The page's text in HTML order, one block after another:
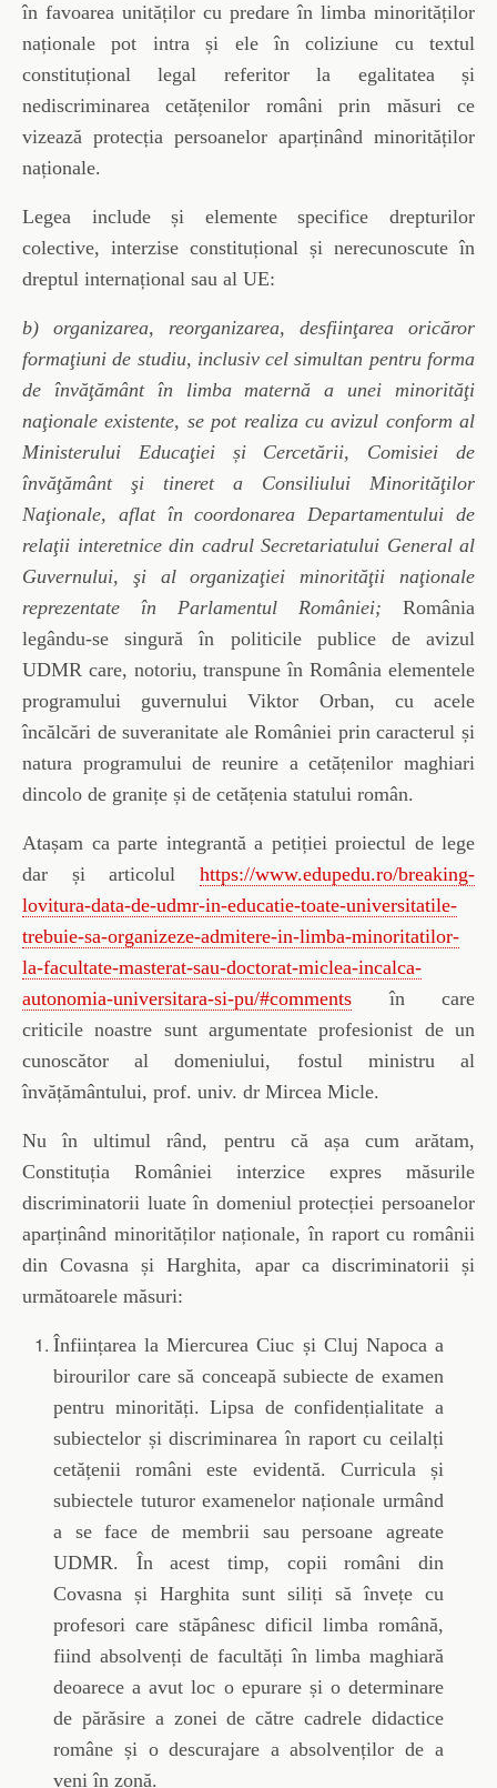
în favoarea unităților cu predare în limba minorităților
naționale pot intra și ele în coliziune cu textul
constituțional legal referitor la egalitatea și
nediscriminarea cetățenilor români prin măsuri ce
vizează protecția persoanelor aparținând minorităților
naționale.
Legea include și elemente specifice drepturilor
colective, interzise constituțional și nerecunoscute în
dreptul internațional sau al UE:
b) organizarea, reorganizarea, desfiinţarea oricăror
formaţiuni de studiu, inclusiv cel simultan pentru forma
de învăţământ în limba maternă a unei minorităţi
naţionale existente, se pot realiza cu avizul conform al
Ministerului Educaţiei și Cercetării, Comisiei de
învăţământ şi tineret a Consiliului Minorităţilor
Naţionale, aflat în coordonarea Departamentului de
relaţii interetnice din cadrul Secretariatului General al
Guvernului, şi al organizaţiei minorităţii naţionale
reprezentate în Parlamentul României; România
legându-se singură în politicile publice de avizul
UDMR care, notoriu, transpune în România elementele
programului guvernului Viktor Orban, cu acele
încălcări de suveranitate ale României prin caracterul și
natura programului de reunire a cetățenilor maghiari
dincolo de granițe și de cetățenia statului român.
Atașam ca parte integrantă a petiției proiectul de lege
dar și articolul https://www.edupedu.ro/breaking-
lovitura-data-de-udmr-in-educatie-toate-universitatile-
trebuie-sa-organizeze-admitere-in-limba-minoritatilor-
la-facultate-masterat-sau-doctorat-miclea-incalca-
autonomia-universitara-si-pu/#comments în care
criticile noastre sunt argumentate profesionist de un
cunoscător al domeniului, fostul ministru al
învățământului, prof. univ. dr Mircea Micle.
Nu în ultimul rând, pentru că așa cum arătam,
Constituția României interzice expres măsurile
discriminatorii luate în domeniul protecției persoanelor
aparținând minorităților naționale, în raport cu românii
din Covasna și Harghita, apar ca discriminatorii și
următoarele măsuri:
Înființarea la Miercurea Ciuc și Cluj Napoca a
birourilor care să conceapă subiecte de examen
pentru minorități. Lipsa de confidențialitate a
subiectelor și discriminarea în raport cu ceilalți
cetățenii români este evidentă. Curricula și
subiectele tuturor examenelor naționale urmând
a se face de membrii sau persoane agreate
UDMR. În acest timp, copii români din
Covasna și Harghita sunt siliți să învețe cu
profesori care stăpânesc dificil limba română,
fiind absolvenți de facultăți în limba maghiară
deoarece a avut loc o epurare și o determinare
de părăsire a zonei de către cadrele didactice
române și o descurajare a absolvenților de a
veni în zonă.